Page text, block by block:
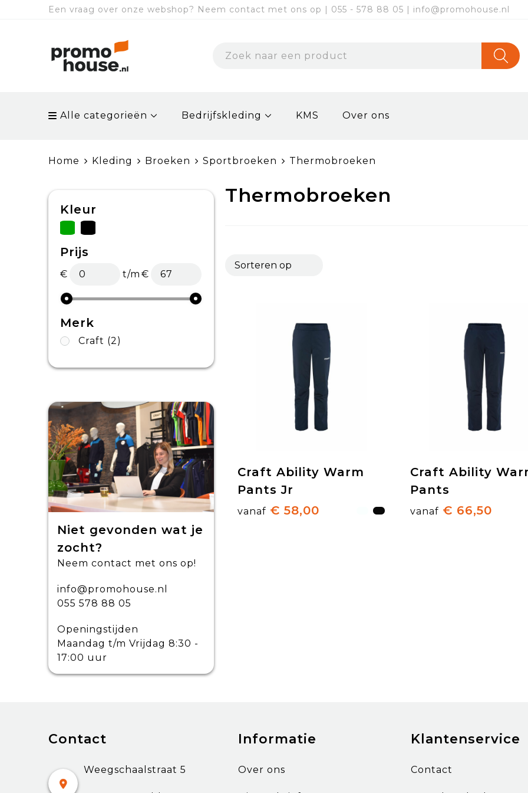
Een vraag over onze webshop? Neem contact met ons op | 055 - 578 88 05 | info@promohouse.nl
Alle categorieën Bedrijfskleding KMS Over ons
Home Kleding Broeken Sportbroeken Thermobroeken
Kleur
Prijs
€ t/m €
Merk
Craft (2)
Niet gevonden wat je
zocht?
Neem contact met ons op!
info@promohouse.nl
055 578 88 05
Openingstijden
Maandag t/m Vrijdag 8:30 -
17:00 uur
Thermobroeken
Craft Ability Warm
Pants Jr
vanaf € 58,00
Craft Ability
Pants
vanaf € 66,50
Contact
Weegschaalstraat 5
Informatie
Over ons
Klantenservice
Contact